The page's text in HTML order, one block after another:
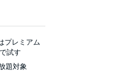
プレミアム
試す
題対象